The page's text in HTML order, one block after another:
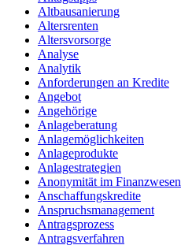
Altbausanierung
Altersrenten
Altersvorsorge
Analyse
Analytik
Anforderungen an Kredite
Angebot
Angehörige
Anlageberatung
Anlagemöglichkeiten
Anlageprodukte
Anlagestrategien
Anonymität im Finanzwesen
Anschaffungskredite
Anspruchsmanagement
Antragsprozess
Antragsverfahren